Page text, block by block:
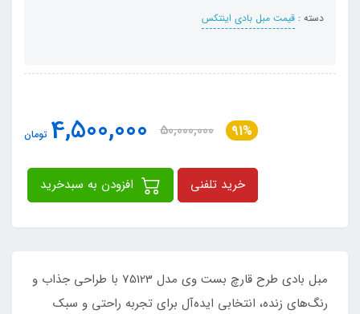
دسته : قیمت مبل بادی اینتکس
91%
50,000,000
4,500,000 تومان
خرید تلفنی
مبل بادی طرح قارچ بست وی مدل 75123 با طراحی جذاب و
رنگ‌های زنده، انتخابی ایده‌آل برای تجربه راحتی و سبک